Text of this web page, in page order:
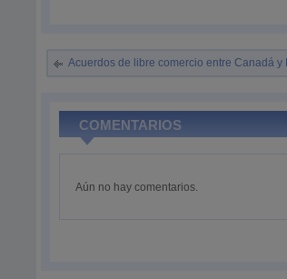
Acuerdos de libre comercio entre Canadá y
COMENTARIOS
Aún no hay comentarios.